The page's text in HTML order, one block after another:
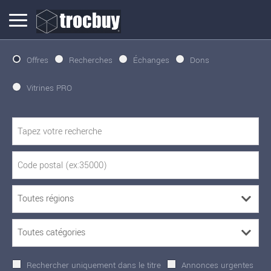
Offres Recherches Échanges Dons
Vitrines PRO
Rechercher uniquement dans le titre Annonces urgentes